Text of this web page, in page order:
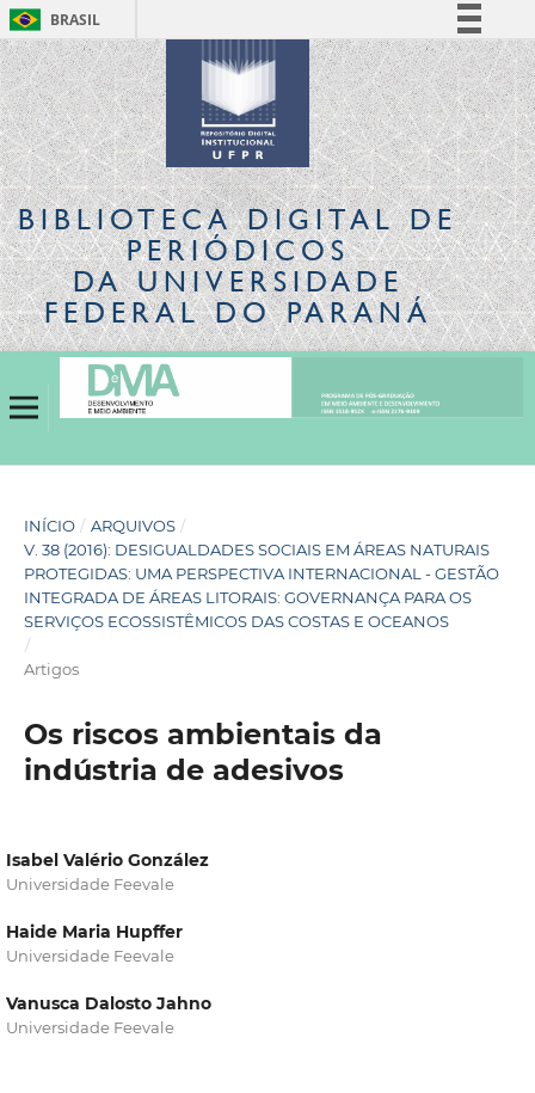
BRASIL
Simplifique!
Comunica BR
Participe
Acesso à informação
Legislação
Canais
BIBLIOTECA DIGITALDE
PERIÓDICOS
DA UNIVERSIDADE
FEDERAL DO PARANÁ
INÍCIO / ARQUIVOS /
V. 38 (2016): DESIGUALDADES SOCIAIS EM ÁREAS NATURAIS
PROTEGIDAS: UMA PERSPECTIVA INTERNACIONAL - GESTÃO
INTEGRADA DE ÁREAS LITORAIS: GOVERNANÇA PARA OS
SERVIÇOS ECOSSISTÊMICOS DAS COSTAS E OCEANOS
/
Artigos
Os riscos ambientais da
indústria de adesivos
Isabel Valério González
Universidade Feevale
Haide Maria Hupffer
Universidade Feevale
Vanusca Dalosto Jahno
Universidade Feevale